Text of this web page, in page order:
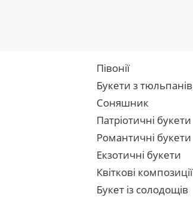
Півонії
Букети з тюльпанів
Соняшник
Патріотичні букети
Романтичні букети
Екзотичні букети
Квіткові композиції
Букет із солодощів